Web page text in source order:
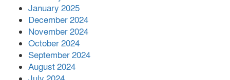
January 2025
December 2024
November 2024
October 2024
September 2024
August 2024